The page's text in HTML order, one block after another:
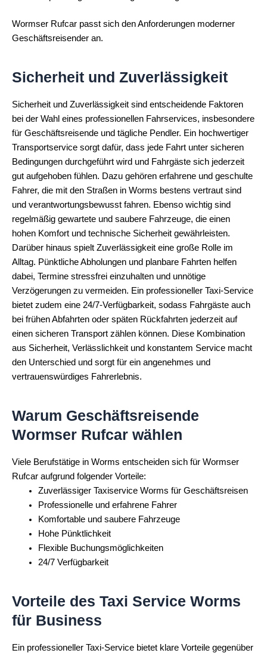
Wormser Rufcar passt sich den Anforderungen moderner
Geschäftsreisender an.
Sicherheit und Zuverlässigkeit
Sicherheit und Zuverlässigkeit sind entscheidende Faktoren
bei der Wahl eines professionellen Fahrservices, insbesondere
für Geschäftsreisende und tägliche Pendler. Ein hochwertiger
Transportservice sorgt dafür, dass jede Fahrt unter sicheren
Bedingungen durchgeführt wird und Fahrgäste sich jederzeit
gut aufgehoben fühlen. Dazu gehören erfahrene und geschulte
Fahrer, die mit den Straßen in Worms bestens vertraut sind
und verantwortungsbewusst fahren. Ebenso wichtig sind
regelmäßig gewartete und saubere Fahrzeuge, die einen
hohen Komfort und technische Sicherheit gewährleisten.
Darüber hinaus spielt Zuverlässigkeit eine große Rolle im
Alltag. Pünktliche Abholungen und planbare Fahrten helfen
dabei, Termine stressfrei einzuhalten und unnötige
Verzögerungen zu vermeiden. Ein professioneller Taxi-Service
bietet zudem eine 24/7-Verfügbarkeit, sodass Fahrgäste auch
bei frühen Abfahrten oder späten Rückfahrten jederzeit auf
einen sicheren Transport zählen können. Diese Kombination
aus Sicherheit, Verlässlichkeit und konstantem Service macht
den Unterschied und sorgt für ein angenehmes und
vertrauenswürdiges Fahrerlebnis.
Warum Geschäftsreisende
Wormser Rufcar wählen
Viele Berufstätige in Worms entscheiden sich für Wormser
Rufcar aufgrund folgender Vorteile:
Zuverlässiger Taxiservice Worms für Geschäftsreisen
Professionelle und erfahrene Fahrer
Komfortable und saubere Fahrzeuge
Hohe Pünktlichkeit
Flexible Buchungsmöglichkeiten
24/7 Verfügbarkeit
Vorteile des Taxi Service Worms
für Business
Ein professioneller Taxi-Service bietet klare Vorteile gegenüber